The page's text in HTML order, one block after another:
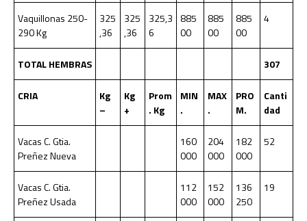
Vaquillonas 250-
290 Kg
325
,36
325
,36
325,3
6
885
00
885
00
885
00
4
TOTAL HEMBRAS 307
CRIA
Kg
–
Kg
+
Prom
. Kg
MIN
.
MAX
.
PRO
M.
Canti
dad
Vacas C. Gtia.
Preñez Nueva
160
000
204
000
182
000
52
Vacas C. Gtia.
Preñez Usada
112
000
152
000
136
250
19